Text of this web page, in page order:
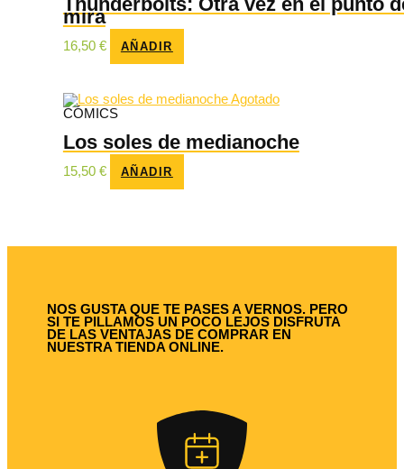
mira
16,50 € AÑADIR
Agotado
CÓMICS
Los soles de medianoche
15,50 € AÑADIR
NOS GUSTA QUE TE PASES A VERNOS. PERO
SI TE PILLAMOS UN POCO LEJOS DISFRUTA
DE LAS VENTAJAS DE COMPRAR EN
NUESTRA TIENDA ONLINE.